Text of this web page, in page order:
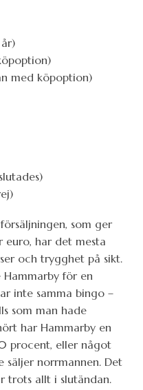
med köpoption)
som ger
euro, har det mesta
och trygghet på sikt.
Hammarby för en
inte samma bingo –
som man hade
har Hammarby en
procent, eller något
säljer norrmannen. Det
trots allt i slutändan.